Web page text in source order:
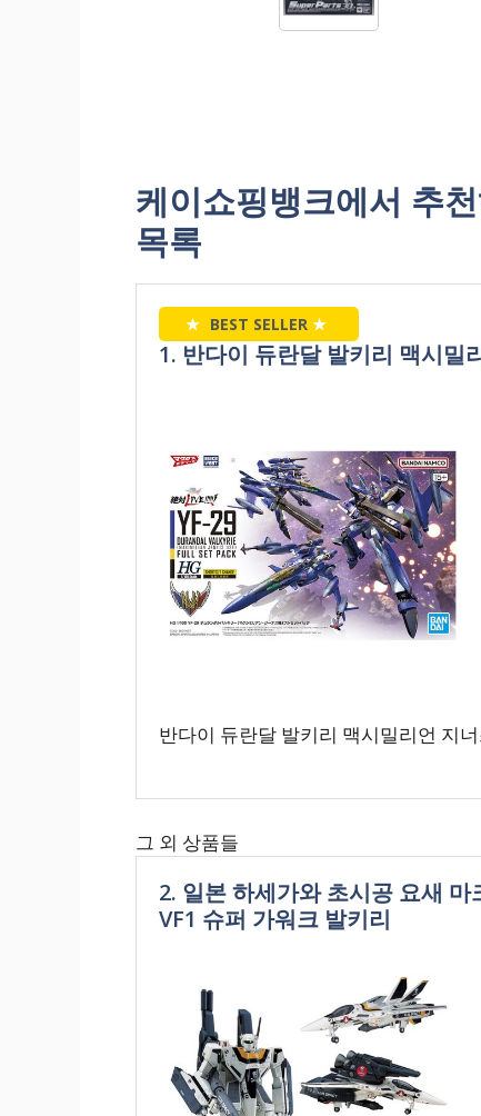
케이쇼핑뱅크에서 추
목록
★ BEST SELLER ★
1. 반다이 듀란달 발키리 맥시밀
반다이 듀란달 발키리 맥시밀리언 지
그 외 상품들
2. 일본 하세가와 초시공 요새
VF1 슈퍼 가워크 발키리